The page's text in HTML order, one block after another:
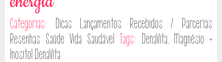
Categorias: Dicas Lançamentos
Recebidos / Parcerias
Resenhas Saúde Vida Saudável Tags: DenaVita, Magnésio +
Inositol DenaVita